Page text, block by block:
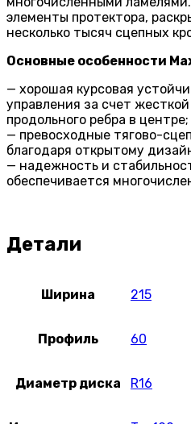
элементы протектора,
несколько тысяч сцепных
Основные особенности
— хорошая курсовая
управления за счет
продольного ребра в центре;
— превосходные тягово-
благодаря открытому
— надежность и
обеспечивается
Детали
Ширина 215
Профиль 60
Диаметр диска R16